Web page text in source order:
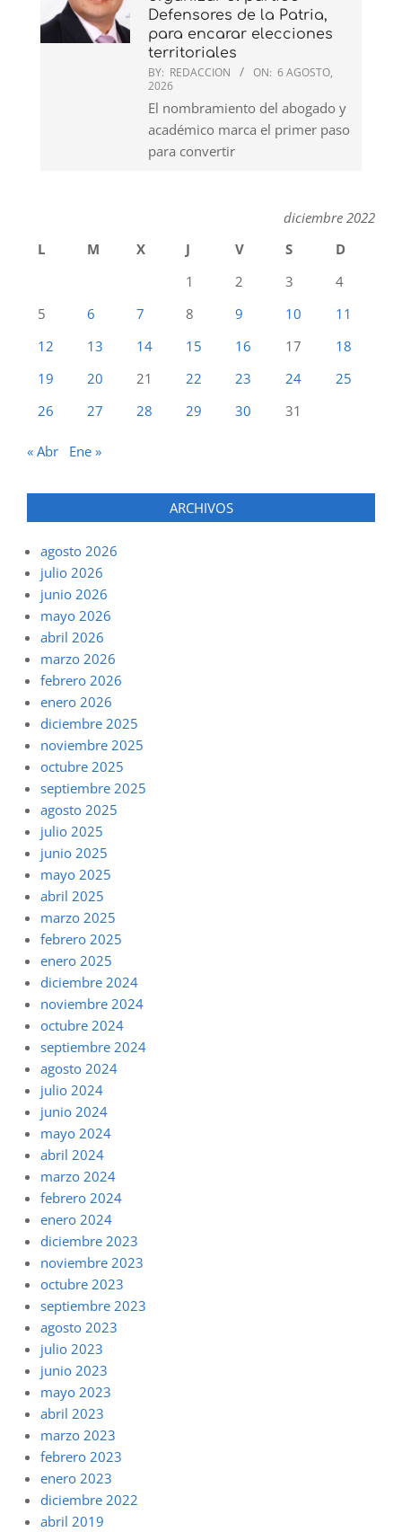
Defensores de la Patria,
para encarar elecciones
territoriales
BY: REDACCION ON: 6 AGOSTO,
2026
El nombramiento del abogado y
académico marca el primer paso
para convertir
diciembre 2022
L
M X J V S
D
1
2 3
4
5
6 7 8 9 10
11
12
13 14 15 16 17
18
19
20 21 22 23 24
25
26
27 28 29 30 31
« Abr Ene »
ARCHIVOS
agosto 2026
julio 2026
junio 2026
mayo 2026
abril 2026
marzo 2026
febrero 2026
enero 2026
diciembre 2025
noviembre 2025
octubre 2025
septiembre 2025
agosto 2025
julio 2025
junio 2025
mayo 2025
abril 2025
marzo 2025
febrero 2025
enero 2025
diciembre 2024
noviembre 2024
octubre 2024
septiembre 2024
agosto 2024
julio 2024
junio 2024
mayo 2024
abril 2024
marzo 2024
febrero 2024
enero 2024
diciembre 2023
noviembre 2023
octubre 2023
septiembre 2023
agosto 2023
julio 2023
junio 2023
mayo 2023
abril 2023
marzo 2023
febrero 2023
enero 2023
diciembre 2022
abril 2019